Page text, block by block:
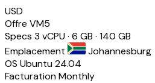
USD
Offre VM5
Specs 3 vCPU · 6 GB · 140 GB
Emplacement
Johannesburg
OS Ubuntu 24.04
FacturationMonthly